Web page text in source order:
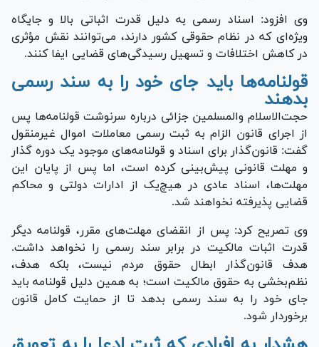
وی افزود: اسناد رسمی به دلیل قدرت اثباتی بالا و جایگاه
ویژه‌ای که در نظام حقوقی کشور دارند، می‌توانند نقش مؤثری
در کاهش اختلافات و تسهیل رسیدگی‌های قضایی ایفا کنند.
قولنامه‌ها باید جای خود را به سند رسمی
بدهند
حجت‌الاسلام والمسلمین جزائی درباره سرنوشت قولنامه‌ها پس
از اجرای قانون الزام به ثبت رسمی معاملات اموال غیرمنقول
گفت: قانون‌گذار برای اسناد و قولنامه‌های موجود یک دوره گذار
و مهلت قانونی پیش‌بینی کرده است، اما پس از پایان این
مهلت‌ها، اسناد عادی در هیچ‌یک از ادارات دولتی و محاکم
قضایی پذیرفته نخواهند شد.
وی تصریح کرد: پس از انقضای مهلت‌های مقرر، قولنامه دیگر
قدرت اثبات مالکیت در برابر سند رسمی را نخواهد داشت.
هدف قانون‌گذار ابطال حقوق مردم نیست، بلکه هدف،
نظم‌بخشی به حقوق مالکیت است؛ به همین دلیل قولنامه باید
جای خود را به سند رسمی بدهد تا از حمایت کامل قانون
برخوردار شود.